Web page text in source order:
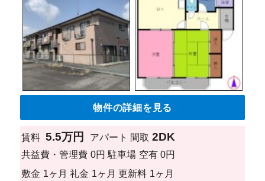
物件の詳細を見る
賃料 5.5万円 アパート 間取 2DK
共益費・管理費 0円 駐車場 空有 0円
敷金 1ヶ月 礼金 1ヶ月 更新料 1ヶ月